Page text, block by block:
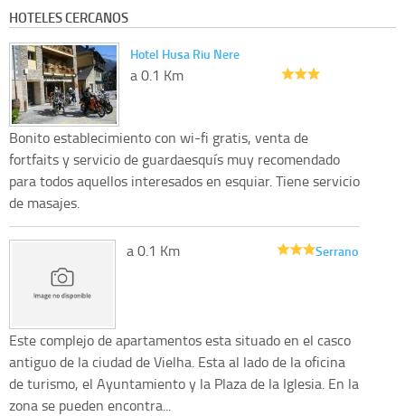
HOTELES CERCANOS
Hotel Husa Riu Nere
a 0.1 Km
Bonito establecimiento con wi-fi gratis, venta de
fortfaits y servicio de guardaesquís muy recomendado
para todos aquellos interesados en esquiar. Tiene servicio
de masajes.
Serrano
a 0.1 Km
Este complejo de apartamentos esta situado en el casco
antiguo de la ciudad de Vielha. Esta al lado de la oficina
de turismo, el Ayuntamiento y la Plaza de la Iglesia. En la
zona se pueden encontra...